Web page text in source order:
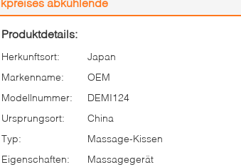
Produktdetails:
Herkunftsort:
Japan
Markenname:
OEM
Modellnummer:
DEMI124
Ursprungsort:
China
Typ:
Massage-Kissen
Eigenschaften:
Massagegerät